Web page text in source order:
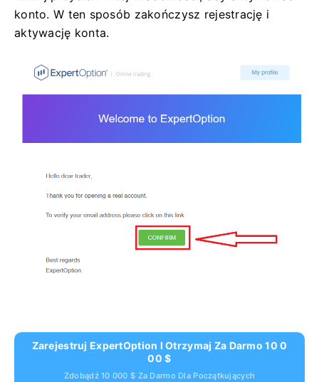
konto. W ten sposób zakończysz rejestrację i
aktywację konta.
Zarejestruj ExpertOption I Otrzymaj Za Darmo 10 0
00 $
Zdobądź 10 000 $ Za Darmo Dla Początkujących